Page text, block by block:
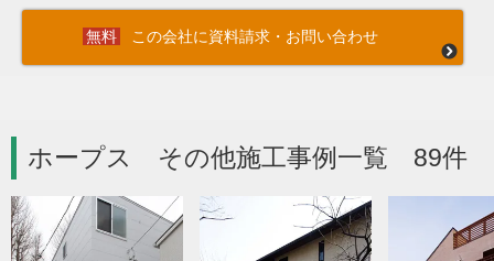
この会社に資料請求・お問い合わせ
ホープス その他施工事例一覧 89件